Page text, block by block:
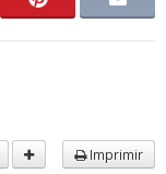
Imprimir